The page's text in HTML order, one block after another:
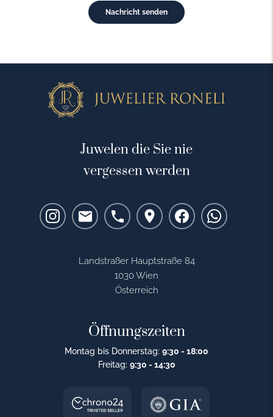
Juwelen die Sie nie
vergessen werden
Landstraßer Hauptstraße 84
1030 Wien
Österreich
Öffnungszeiten
Montag bis Donnerstag: 9:30 - 18:00
Freitag: 9:30 - 14:30